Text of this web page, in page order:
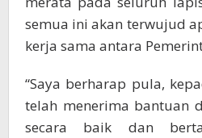
semua ini akan terwujud
kerja sama antara
“Saya berharap pula,
telah menerima bantuan
secara baik dan